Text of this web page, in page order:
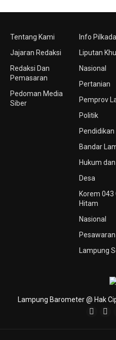
Tentang Kami
Jajaran Redaksi
Redaksi Dan
Pemasaran
Pedoman Media
Siber
Info Pilkada
Liputan
Nasional
Pertanian
Pemprov
Politik
Pendidikan
Bandar
Hukum
Desa
Korem 043
Hitam
Nasional
Pesawaran
Lampung
Lampung Barometer @ Hak